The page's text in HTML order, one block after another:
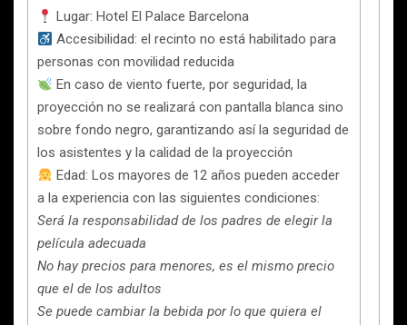
Lugar: Hotel El Palace Barcelona
Accesibilidad: el recinto no está habilitado para
personas con movilidad reducida
En caso de viento fuerte, por seguridad, la
proyección no se realizará con pantalla blanca sino
sobre fondo negro, garantizando así la seguridad de
los asistentes y la calidad de la proyección
Edad: Los mayores de 12 años pueden acceder
a la experiencia con las siguientes condiciones:
Será la responsabilidad de los padres de elegir la
película adecuada
No hay precios para menores, es el mismo precio
que el de los adultos
Se puede cambiar la bebida por lo que quiera el